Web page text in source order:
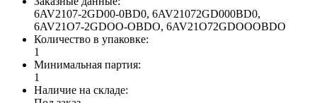
6AV2107-2GD00-0BD0, 6AV21072GD000BD0,
6AV21O7-2GDOO-OBDO, 6AV21O72GDOOOBDO
Количество в упаковке:
1
Минимальная партия:
1
Наличие на складе: